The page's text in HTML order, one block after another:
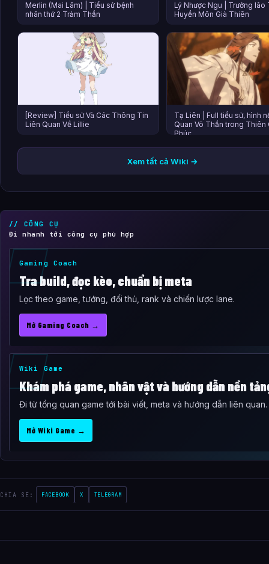
Merlin (Mai Lâm) | Tiểu sử bệnh
nhân thứ 2 Trảm Thần
Lý Nhược Ngu | Trưởng lão
Huyền Môn Già Thiên
[Review] Tiểu sử Và Các Thông Tin
Liên Quan Về Lillie
Tạ Liên | Full tiểu sử, hình
Quan Võ Thần trong Thiên
Phúc
Xem tất cả Wiki →
// CÔNG CỤ
Đi nhanh tới công cụ phù hợp
Gaming Coach
Tra build, đọc kèo, chuẩn bị meta
Lọc theo game, tướng, đối thủ, rank và chiến lược lane.
Mở Gaming Coach →
Wiki Game
Khám phá game, nhân vật và hướng dẫn nền
Đi từ tổng quan game tới bài viết, meta và hướng dẫn liên quan.
Mở Wiki Game →
CHIA SE: FACEBOOK X TELEGRAM